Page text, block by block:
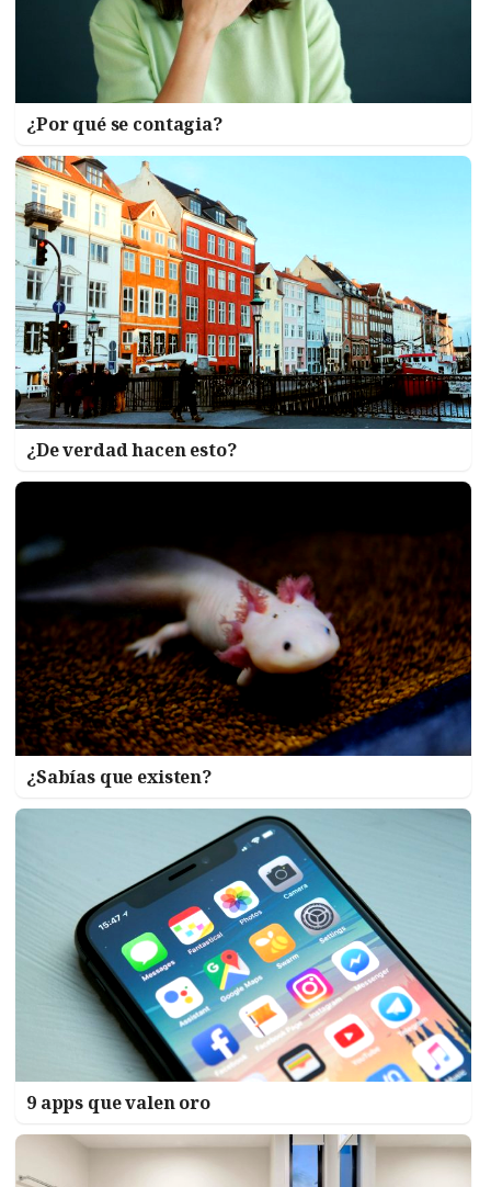
¿Por qué se contagia?
¿De verdad hacen esto?
¿Sabías que existen?
9 apps que valen oro